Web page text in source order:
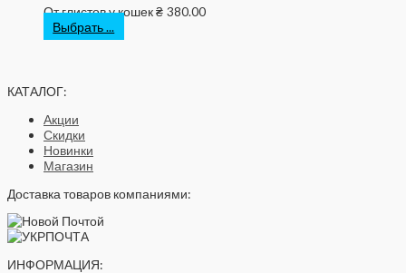
От глистов у кошек₴ 380.00
Выбрать ...
КАТАЛОГ:
Акции
Скидки
Новинки
Магазин
Доставка товаров компаниями:
ИНФОРМАЦИЯ: